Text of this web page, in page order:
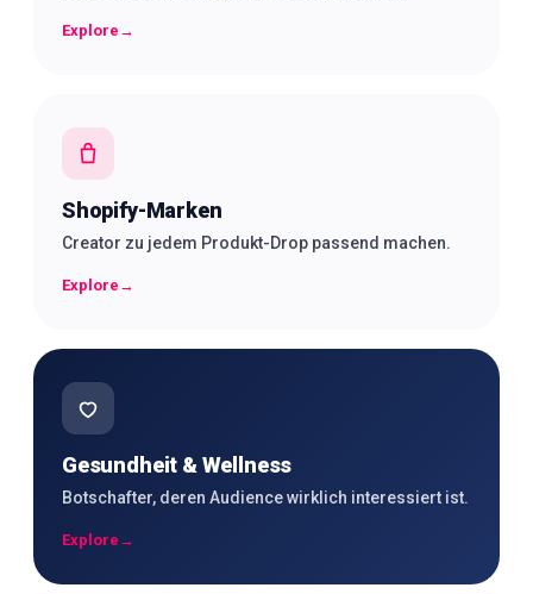
Explore →
Shopify-Marken
Creator zu jedem Produkt-Drop passend machen.
Explore →
Gesundheit & Wellness
Botschafter, deren Audience wirklich interessiert ist.
Explore →